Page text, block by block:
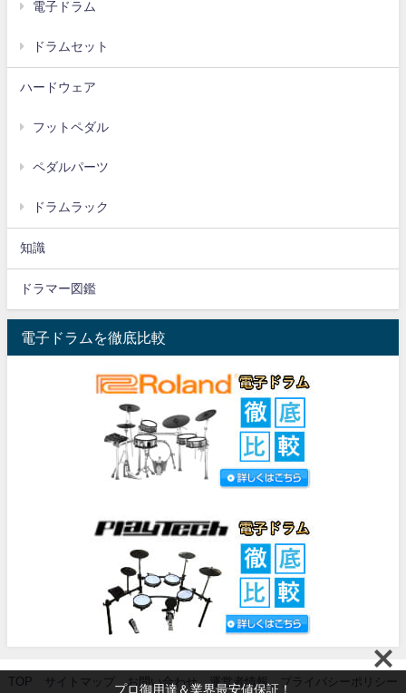
電子ドラム
ドラムセット
ハードウェア
フットペダル
ペダルパーツ
ドラムラック
知識
ドラマー図鑑
電子ドラムを徹底比較
TOP サイトマップ お問い合わせ 運営者情報
プライバシーポリシー
プロ御用達＆業界最安値保証！